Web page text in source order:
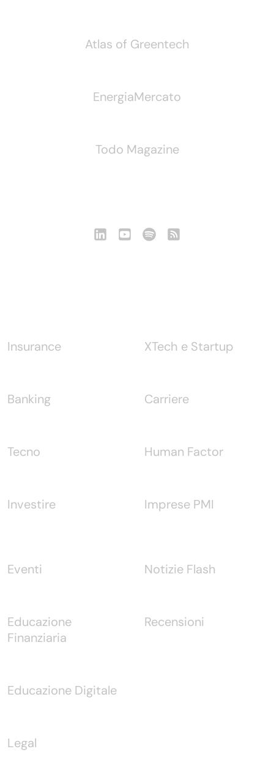
Atlas of Greentech
EnergiaMercato
Todo Magazine
Insurance
Banking
Tecno
Investire
XTech e Startup
Carriere
Human Factor
Imprese PMI
Eventi
Educazione
Finanziaria
Educazione Digitale
Legal
Notizie Flash
Recensioni